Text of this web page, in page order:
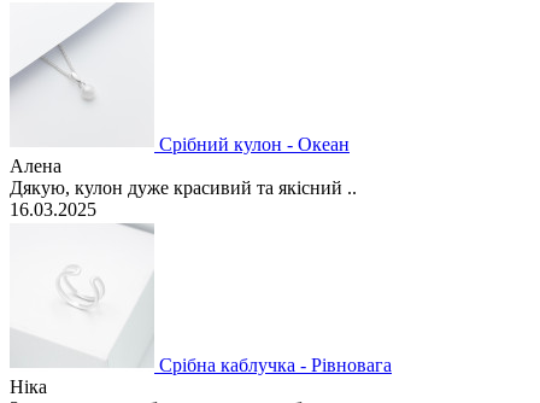
Срібний кулон - Океан
Алена
Дякую, кулон дуже красивий та якісний ..
16.03.2025
Срібна каблучка - Рівновага
Ніка